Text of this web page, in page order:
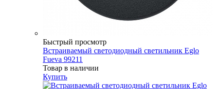
Быстрый просмотр
Встраиваемый светодиодный светильник Eglo
Fueva 99211
Товар в наличии
Купить